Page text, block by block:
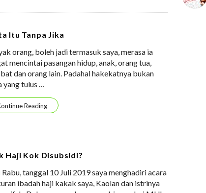
Itu Tanpa Jika
orang, boleh jadi termasuk saya, merasa ia
mencintai pasangan hidup, anak, orang tua,
dan orang lain. Padahal hakekatnya bukan
yang tulus …
Reading
Haji Kok Disubsidi?
tanggal 10 Juli 2019 saya menghadiri acara
ibadah haji kakak saya, Kaolan dan istrinya